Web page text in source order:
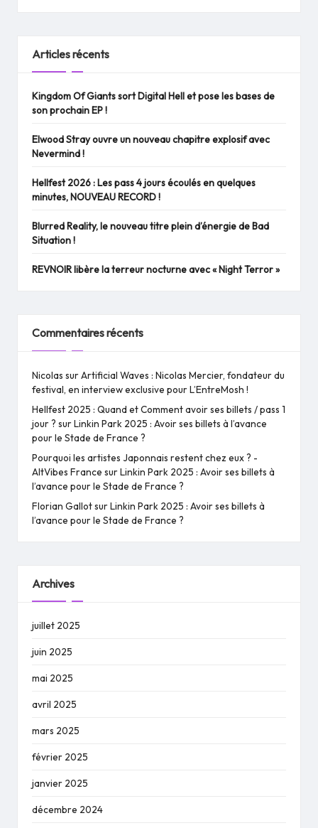
Articles récents
Kingdom Of Giants sort Digital Hell et pose les bases de
son prochain EP !
Elwood Stray ouvre un nouveau chapitre explosif avec
Nevermind !
Hellfest 2026 : Les pass 4 jours écoulés en quelques
minutes, NOUVEAU RECORD !
Blurred Reality, le nouveau titre plein d’énergie de Bad
Situation !
REVNOIR libère la terreur nocturne avec « Night Terror »
Commentaires récents
Nicolas surArtificial Waves : Nicolas Mercier, fondateur du
festival, en interview exclusive pour L’EntreMosh !
Hellfest 2025 : Quand et Comment avoir ses billets / pass 1
jour ? surLinkin Park 2025 : Avoir ses billets à l’avance
pour le Stade de France ?
Pourquoi les artistes Japonnais restent chez eux ? -
AltVibes France surLinkin Park 2025 : Avoir ses billets à
l’avance pour le Stade de France ?
Florian GallotsurLinkin Park 2025 : Avoir ses billets à
l’avance pour le Stade de France ?
Archives
juillet 2025
juin 2025
mai 2025
avril 2025
mars 2025
février 2025
janvier 2025
décembre 2024